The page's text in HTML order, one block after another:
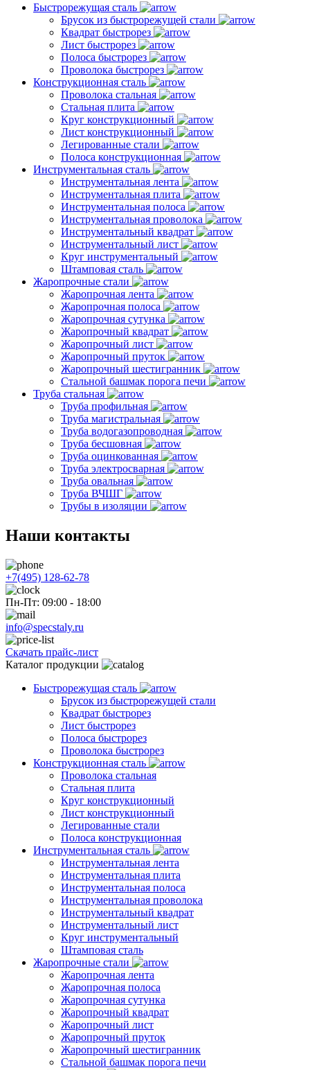
Быстрорежущая сталь
Брусок из быстрорежущей стали
Квадрат быстрорез
Лист быстрорез
Полоса быстрорез
Проволока быстрорез
Конструкционная сталь
Проволока стальная
Стальная плита
Круг конструкционный
Лист конструкционный
Легированные стали
Полоса конструкционная
Инструментальная сталь
Инструментальная лента
Инструментальная плита
Инструментальная полоса
Инструментальная проволока
Инструментальный квадрат
Инструментальный лист
Круг инструментальный
Штамповая сталь
Жаропрочные стали
Жаропрочная лента
Жаропрочная полоса
Жаропрочная сутунка
Жаропрочный квадрат
Жаропрочный лист
Жаропрочный пруток
Жаропрочный шестигранник
Стальной башмак порога печи
Труба стальная
Труба профильная
Труба магистральная
Труба водогазопроводная
Труба бесшовная
Труба оцинкованная
Труба электросварная
Труба овальная
Труба ВЧШГ
Трубы в изоляции
Наши контакты
+7(495) 128-62-78
Пн-Пт: 09:00 - 18:00
info@specstaly.ru
Скачать прайс-лист
Каталог продукции
Быстрорежущая сталь
Брусок из быстрорежущей стали
Квадрат быстрорез
Лист быстрорез
Полоса быстрорез
Проволока быстрорез
Конструкционная сталь
Проволока стальная
Стальная плита
Круг конструкционный
Лист конструкционный
Легированные стали
Полоса конструкционная
Инструментальная сталь
Инструментальная лента
Инструментальная плита
Инструментальная полоса
Инструментальная проволока
Инструментальный квадрат
Инструментальный лист
Круг инструментальный
Штамповая сталь
Жаропрочные стали
Жаропрочная лента
Жаропрочная полоса
Жаропрочная сутунка
Жаропрочный квадрат
Жаропрочный лист
Жаропрочный пруток
Жаропрочный шестигранник
Стальной башмак порога печи